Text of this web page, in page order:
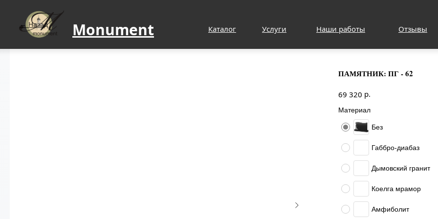
Назад
ПАМЯТНИК: ПГ - 62
69 320 р.
Материал
Без
Габбро-диабаз
Дымовский гранит
Коелга мрамор
Амфиболит
Monument Каталог Услуги Наши работы Отзывы